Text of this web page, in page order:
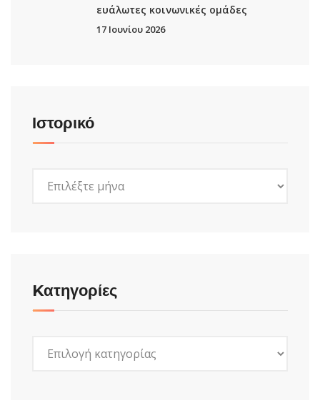
ευάλωτες κοινωνικές ομάδες
17 Ιουνίου 2026
Ιστορικό
Kατηγορίες